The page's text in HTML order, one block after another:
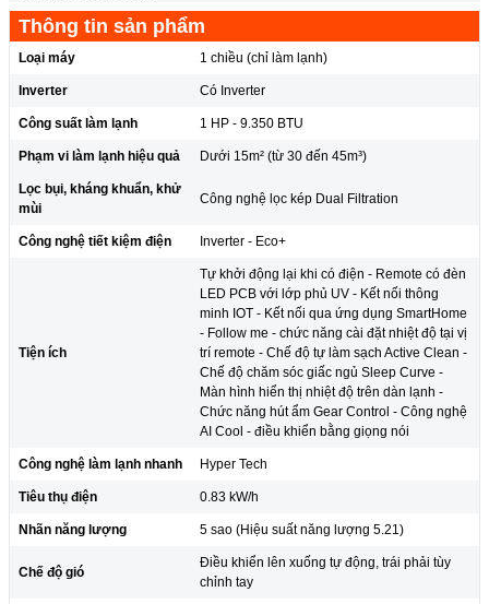
Thông tin sản phẩm
Loại máy 1 chiều (chỉ làm lạnh)
Inverter Có Inverter
Công suất làm lạnh 1 HP - 9.350 BTU
Phạm vi làm lạnh hiệu quả Dưới 15m² (từ 30 đến 45m³)
Lọc bụi, kháng khuẩn, khử
mùi
Công nghệ lọc kép Dual Filtration
Công nghệ tiết kiệm điện Inverter - Eco+
Tiện ích
Tự khởi động lại khi có điện - Remote có đèn
LED PCB với lớp phủ UV - Kết nối thông
minh IOT - Kết nối qua ứng dụng SmartHome
- Follow me - chức năng cài đặt nhiệt độ tại vị
trí remote - Chế độ tự làm sạch Active Clean -
Chế độ chăm sóc giấc ngủ Sleep Curve -
Màn hình hiển thị nhiệt độ trên dàn lạnh -
Chức năng hút ẩm Gear Control - Công nghệ
AI Cool - điều khiển bằng giọng nói
Công nghệ làm lạnh nhanh Hyper Tech
Tiêu thụ điện 0.83 kW/h
Nhãn năng lượng 5 sao (Hiệu suất năng lượng 5.21)
Chế độ gió
Điều khiển lên xuống tự động, trái phải tùy
chỉnh tay